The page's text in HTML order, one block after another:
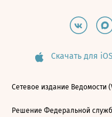
Скачать для iOS
Сетевое издание Ведомости
Решение Федеральной